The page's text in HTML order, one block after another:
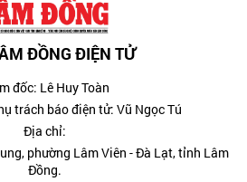
ĐỒNG ĐIỆN TỬ
đốc: Lê Huy Toàn
trách báo điện tử: Vũ Ngọc Tú
Địa chỉ:
phường Lâm Viên - Đà Lạt, tỉnh Lâm
Đồng.